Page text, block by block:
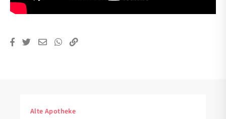
Alte Apotheke